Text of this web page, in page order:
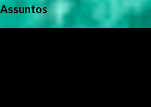
Assuntos